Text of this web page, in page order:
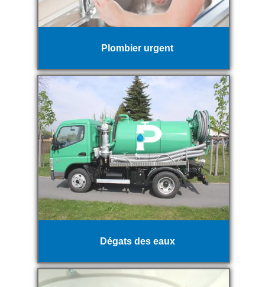
Plombier urgent
Dégats des eaux